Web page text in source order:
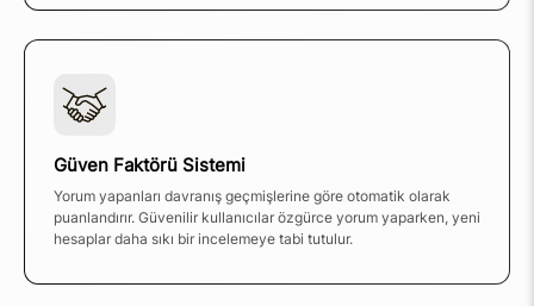
Güven Faktörü Sistemi
Yorum yapanları davranış geçmişlerine göre otomatik olarak
puanlandırır. Güvenilir kullanıcılar özgürce yorum yaparken, yeni
hesaplar daha sıkı bir incelemeye tabi tutulur.